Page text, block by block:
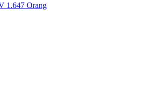
1.647 Orang